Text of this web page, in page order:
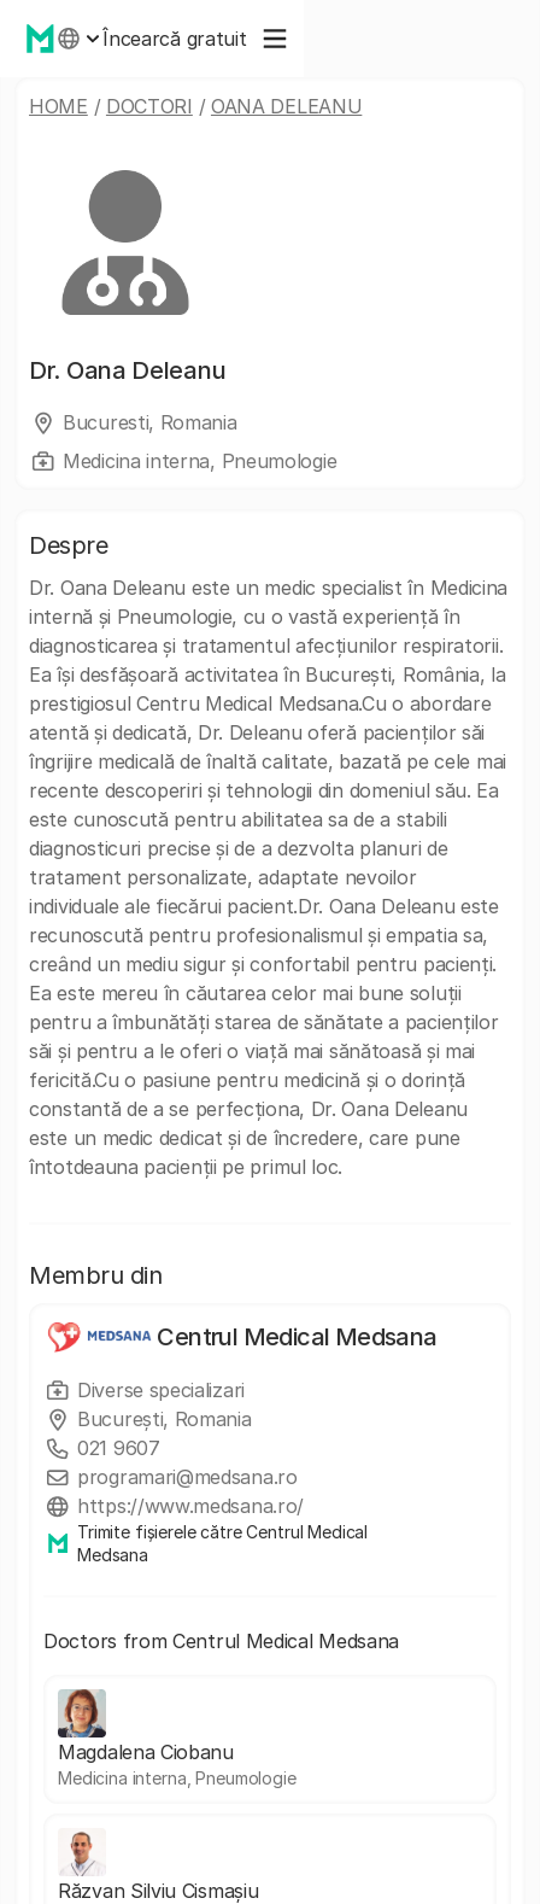
Încearcă gratuit
HOME / DOCTORI / OANA DELEANU
Dr. Oana Deleanu
Bucuresti, Romania
Medicina interna, Pneumologie
Despre
Dr. Oana Deleanu este un medic specialist în Medicina
internă și Pneumologie, cu o vastă experiență în
diagnosticarea și tratamentul afecțiunilor respiratorii.
Ea își desfășoară activitatea în București, România, la
prestigiosul Centru Medical Medsana.Cu o abordare
atentă și dedicată, Dr. Deleanu oferă pacienților săi
îngrijire medicală de înaltă calitate, bazată pe cele mai
recente descoperiri și tehnologii din domeniul său. Ea
este cunoscută pentru abilitatea sa de a stabili
diagnosticuri precise și de a dezvolta planuri de
tratament personalizate, adaptate nevoilor
individuale ale fiecărui pacient.Dr. Oana Deleanu este
recunoscută pentru profesionalismul și empatia sa,
creând un mediu sigur și confortabil pentru pacienți.
Ea este mereu în căutarea celor mai bune soluții
pentru a îmbunătăți starea de sănătate a pacienților
săi și pentru a le oferi o viață mai sănătoasă și mai
fericită.Cu o pasiune pentru medicină și o dorință
constantă de a se perfecționa, Dr. Oana Deleanu
este un medic dedicat și de încredere, care pune
întotdeauna pacienții pe primul loc.
Membru din
Centrul Medical Medsana
Diverse specializari
București, Romania
021 9607
programari@medsana.ro
https://www.medsana.ro/
Trimite fișierele către Centrul Medical
Medsana
Doctors from Centrul Medical Medsana
Magdalena Ciobanu
Medicina interna, Pneumologie
Răzvan Silviu Cismașiu